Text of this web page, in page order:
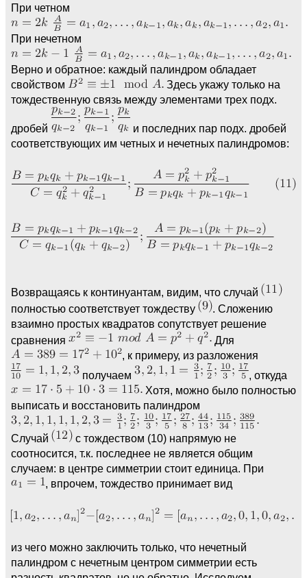
При четном
При нечетном
Верно и обратное: каждый палиндром обладает
свойством
Здесь укажу только на
тождественную связь между элементами трех подх.
дробей
и последних пар подх. дробей
соответствующих им четных и нечетных палиндромов:
Возвращаясь к континуантам, видим, что случай
полностью соответствует тождеству
. Сложению
взаимно простых квадратов сопутствует решение
сравнения
Для
, к примеру, из разложения
получаем
, откуда
Хотя, можно было полностью
выписать и восстановить палиндром
Случай
с тождеством (10) напрямую не
соотносится, т.к. последнее не является общим
случаем: в центре симметрии стоит единица. При
, впрочем, тождество принимает вид
из чего можно заключить только, что нечетный
палиндром с нечетным центром симметрии есть